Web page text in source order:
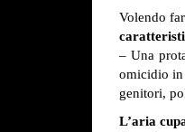
Volendo
– Una
omicidio in
genitori,
L’aria